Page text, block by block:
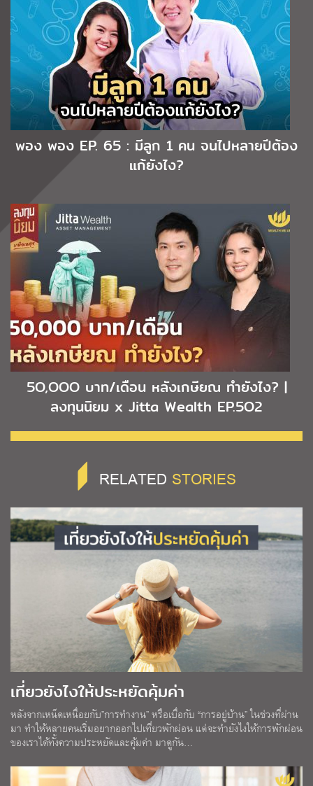
พอง พอง EP. 65 : มีลูก 1 คน จนไปหลายปีต้อง
แก้ยังไง?
5O,OOO บาท/เดือน หลังเกษียณ ทำยังไง? |
ลงทุนนิยม x Jitta Wealth EP.5O2
RELATED STORIES
เที่ยวยังไงให้ประหยัดคุ้มค่า
หลังจากเหน็ดเหนื่อยกับ”การทำงาน” หรือเบื่อกับ “การอยู่บ้าน” ในช่วงที่ผ่าน
มา ทำให้หลายคนเริ่มอยากออกไปเที่ยวพักผ่อน แต่จะทำยังไงให้การพักผ่อน
ของเราได้ทั้งความประหยัดและคุ้มค่า มาดูกัน…